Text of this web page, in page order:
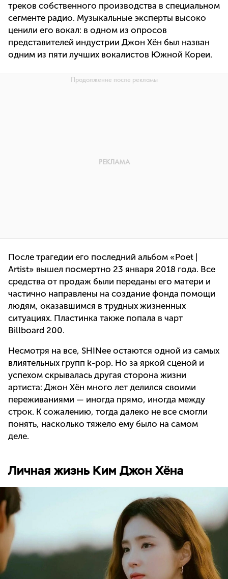
треков собственного производства в специальном
сегменте радио. Музыкальные эксперты высоко
ценили его вокал: в одном из опросов
представителей индустрии Джон Хён был назван
одним из пяти лучших вокалистов Южной Кореи.
После трагедии его последний альбом «Poet |
Artist» вышел посмертно 23 января 2018 года. Все
средства от продаж были переданы его матери и
частично направлены на создание фонда помощи
людям, оказавшимся в трудных жизненных
ситуациях. Пластинка также попала в чарт
Billboard 200.
Несмотря на все, SHINee остаются одной из самых
влиятельных групп k-pop. Но за яркой сценой и
успехом скрывалась другая сторона жизни
артиста: Джон Хён много лет делился своими
переживаниями — иногда прямо, иногда между
строк. К сожалению, тогда далеко не все смогли
понять, насколько тяжело ему было на самом
деле.
Личная жизнь Ким Джон Хёна